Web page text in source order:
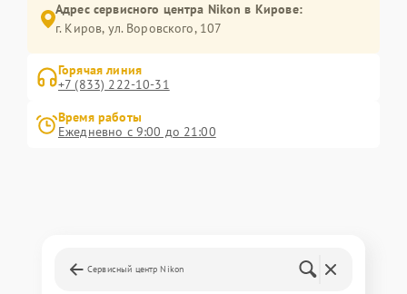
Адрес сервисного центра Nikon в Кирове:
г. Киров, ул. Воровского, 107
Горячая линия
+7 (833) 222-10-31
Время работы
Ежедневно с 9:00 до 21:00
Сервисный центр Nikon